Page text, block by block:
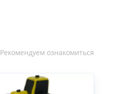
Рекомендуем ознакомиться